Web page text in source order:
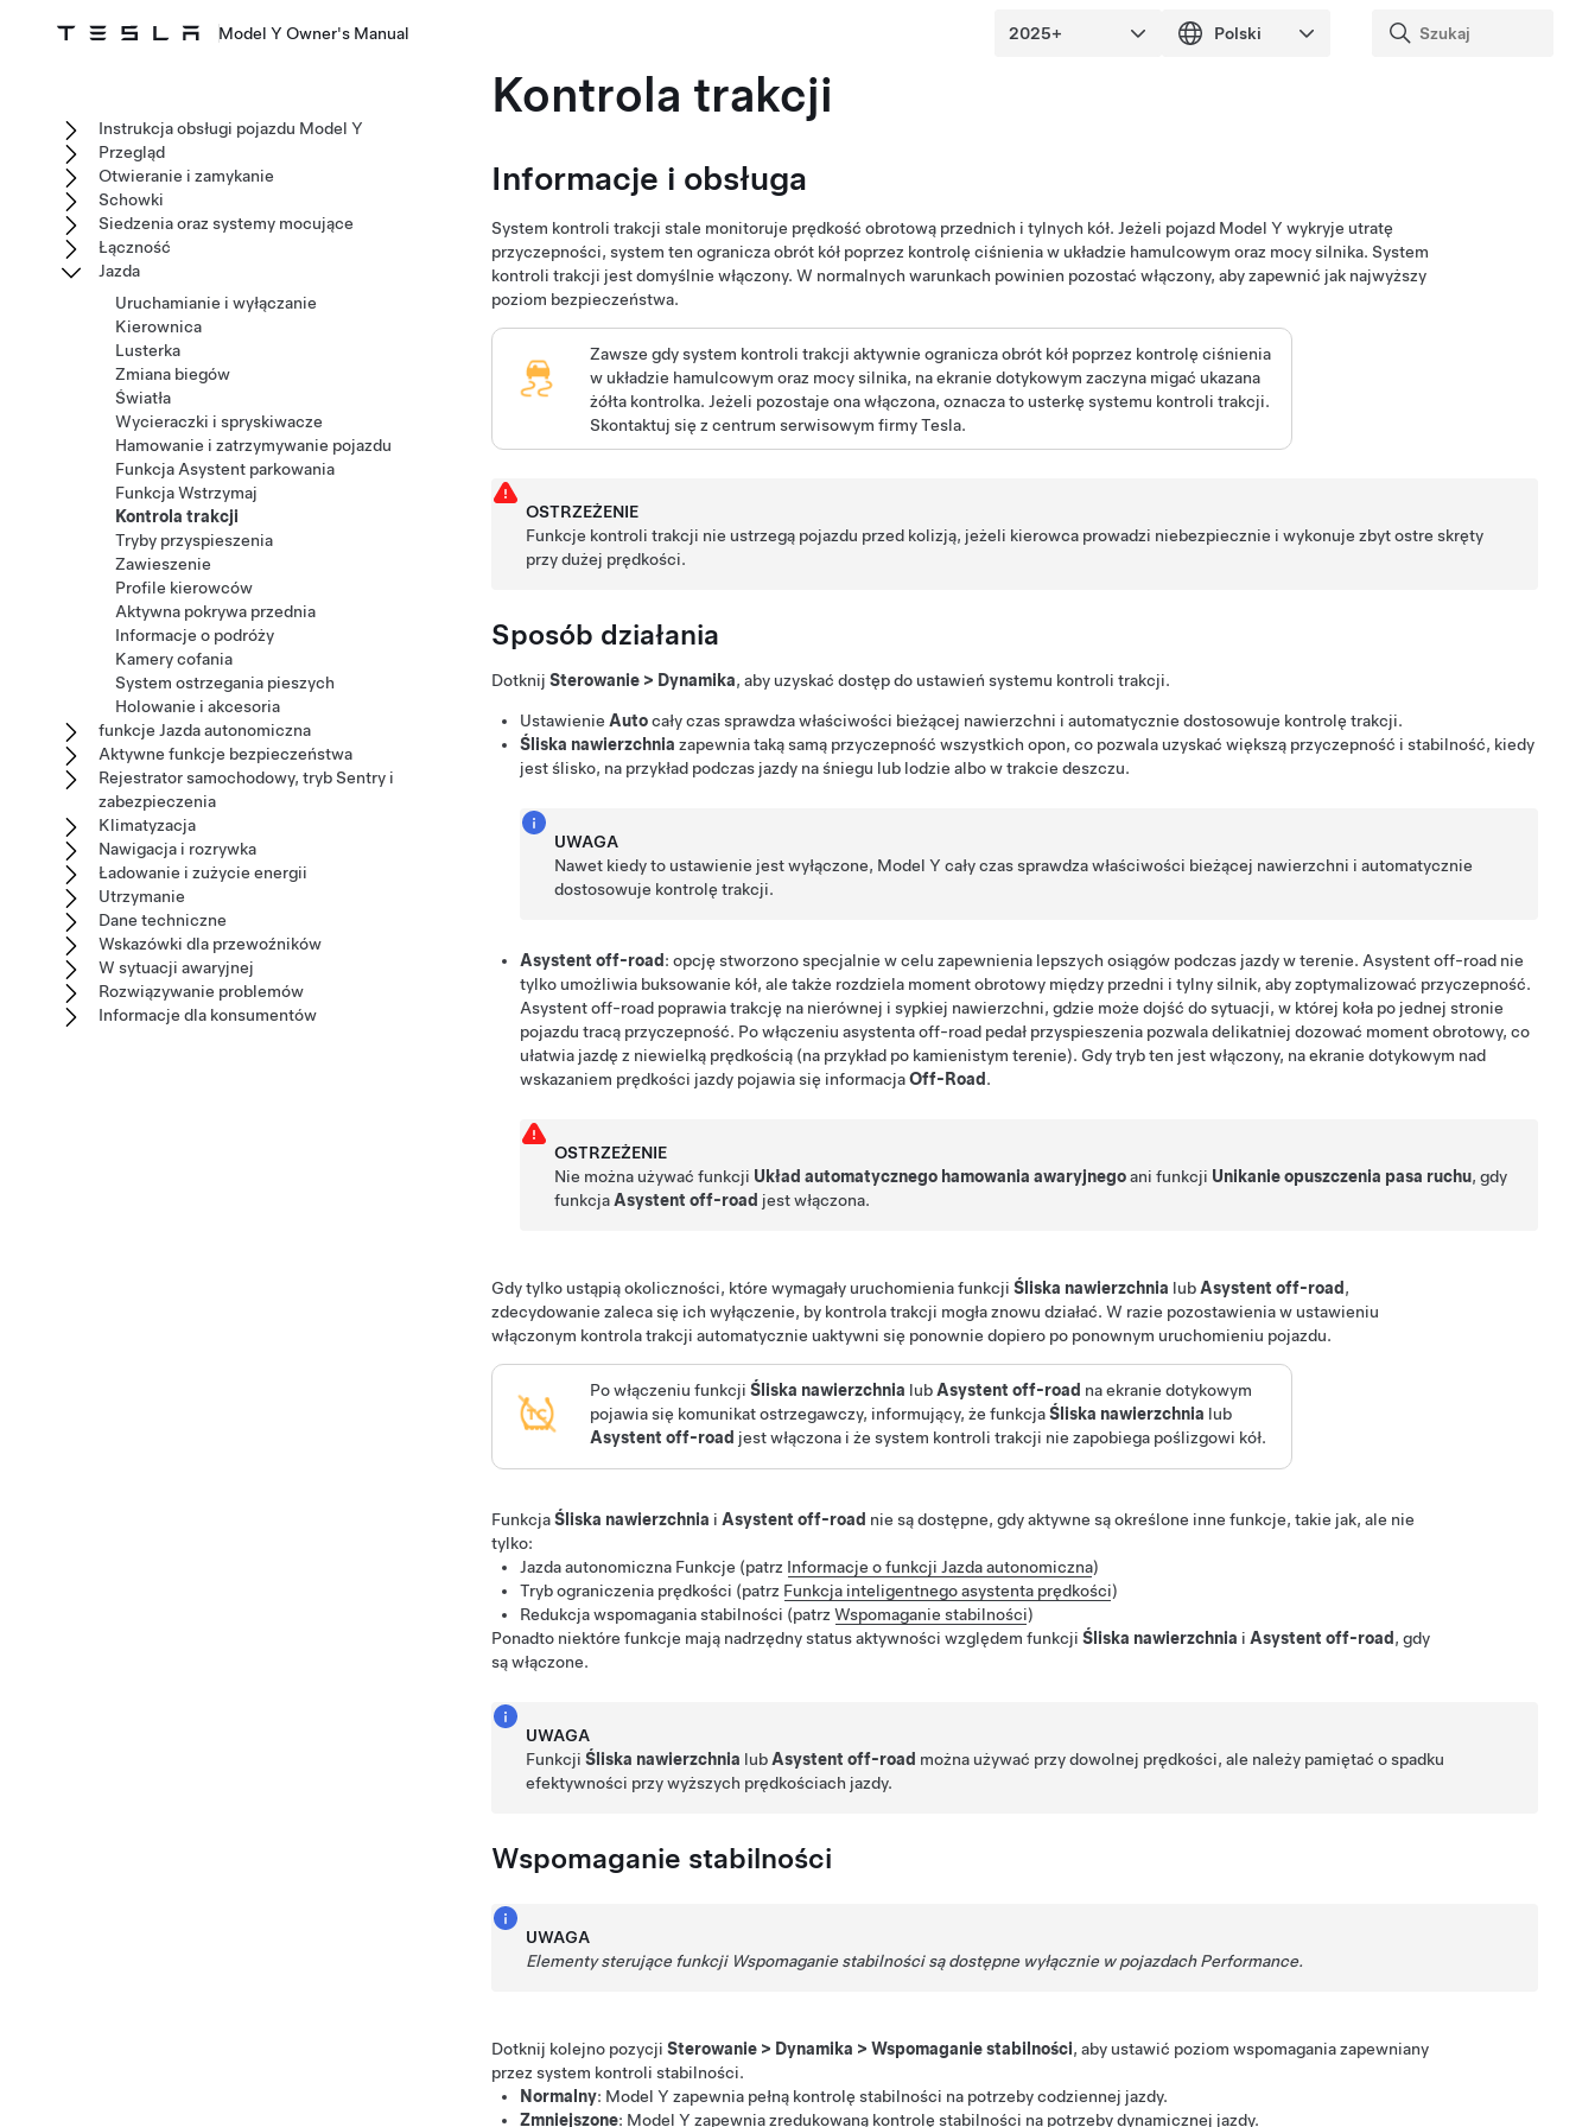
Model Y Owner's Manual
Kontrola trakcji
Informacje i obsługa
System kontroli trakcji stale monitoruje prędkość obrotową przednich i tylnych kół. Jeżeli pojazd Model Y wykryje utratę
przyczepności, system ten ogranicza obrót kół poprzez kontrolę ciśnienia w układzie hamulcowym oraz mocy silnika. System
kontroli trakcji jest domyślnie włączony. W normalnych warunkach powinien pozostać włączony, aby zapewnić jak najwyższy
poziom bezpieczeństwa.
Zawsze gdy system kontroli trakcji aktywnie ogranicza obrót kół poprzez kontrolę ciśnienia
w układzie hamulcowym oraz mocy silnika, naekranie dotykowym zaczyna migać ukazana
żółta kontrolka. Jeżeli pozostaje ona włączona, oznacza to usterkę systemu kontroli trakcji.
Skontaktuj się z centrum serwisowym firmy Tesla.
OSTRZEŻENIE
Funkcje kontroli trakcji nie ustrzegą pojazdu przed kolizją, jeżeli kierowca prowadzi niebezpiecznie i wykonuje zbyt ostre skręty
przy dużej prędkości.
Sposób działania
Dotknij Sterowanie > Dynamika, aby uzyskać dostęp do ustawień systemu kontroli trakcji.
Ustawienie Autocały czas sprawdza właściwości bieżącej nawierzchni i automatycznie dostosowuje kontrolę trakcji.
Śliska nawierzchnia zapewnia taką samą przyczepność wszystkich opon, co pozwala uzyskać większą przyczepność i stabilność, kiedy
jest ślisko, na przykład podczas jazdy na śniegu lub lodzie albo w trakcie deszczu.
UWAGA
Nawet kiedy to ustawienie jest wyłączone, Model Y cały czas sprawdza właściwości bieżącej nawierzchni i automatycznie
dostosowuje kontrolę trakcji.
Asystent off-road : opcję stworzono specjalnie w celu zapewnienia lepszych osiągów podczas jazdy w terenie. Asystent off-road nie
tylko umożliwia buksowanie kół, ale także rozdziela moment obrotowy między przedni i tylny silnik, aby zoptymalizować przyczepność.
Asystent off-road poprawia trakcję na nierównej i sypkiej nawierzchni, gdzie może dojść do sytuacji, w której koła po jednej stronie
pojazdu tracą przyczepność. Po włączeniu asystenta off-road pedał przyspieszenia pozwala delikatniej dozować moment obrotowy, co
ułatwia jazdę z niewielką prędkością (na przykład po kamienistym terenie). Gdy tryb ten jest włączony, na ekranie dotykowym nad
wskazaniem prędkości jazdy pojawia się informacjaOff-Road .
OSTRZEŻENIE
Nie można używać funkcji Układ automatycznego hamowania awaryjnegoani funkcji Unikanie opuszczenia pasa ruchu, gdy
funkcja Asystent off-road jest włączona.
Gdy tylko ustąpią okoliczności, które wymagały uruchomienia funkcji Śliska nawierzchnia lub Asystent off-road ,
zdecydowanie zaleca się ich wyłączenie, by kontrola trakcji mogła znowu działać. W razie pozostawienia w ustawieniu
włączonym kontrola trakcji automatycznie uaktywni się ponownie dopiero po ponownym uruchomieniu pojazdu.
Po włączeniu funkcji Śliska nawierzchnia lub Asystent off-road na ekranie dotykowym
pojawia się komunikat ostrzegawczy, informujący, że funkcjaŚliska nawierzchnia lub
Asystent off-road jest włączona i że system kontroli trakcji nie zapobiega poślizgowi kół.
FunkcjaŚliska nawierzchnia i Asystent off-road nie są dostępne, gdy aktywne są określone inne funkcje, takie jak, ale nie
tylko:
Jazda autonomiczna Funkcje (patrz Informacje o funkcji Jazda autonomiczna)
Tryb ograniczenia prędkości (patrz Funkcja inteligentnego asystenta prędkości)
Redukcja wspomagania stabilności (patrz Wspomaganie stabilności)
Ponadto niektóre funkcje mają nadrzędny status aktywności względem funkcji Śliska nawierzchnia i Asystent off-road , gdy
są włączone.
UWAGA
FunkcjiŚliska nawierzchnia lubAsystent off-road można używać przy dowolnej prędkości, ale należy pamiętać o spadku
efektywności przy wyższych prędkościach jazdy.
Wspomaganie stabilności
UWAGA
Elementy sterujące funkcji Wspomaganie stabilności są dostępne wyłącznie w pojazdach Performance.
Dotknij kolejno pozycji Sterowanie > Dynamika > Wspomaganie stabilności, aby ustawić poziom wspomagania zapewniany
przez system kontroli stabilności.
Normalny: Model Y zapewnia pełną kontrolę stabilności na potrzeby codziennej jazdy.
Zmniejszone: Model Y zapewnia zredukowaną kontrolę stabilności na potrzeby dynamicznej jazdy.
Instrukcja obsługi pojazdu Model Y
Przegląd
Otwieranie i zamykanie
Schowki
Siedzenia oraz systemy mocujące
Łączność
Jazda
Uruchamianie i wyłączanie
Kierownica
Lusterka
Zmiana biegów
Światła
Wycieraczki i spryskiwacze
Hamowanie i zatrzymywanie pojazdu
Funkcja Asystent parkowania
Funkcja Wstrzymaj
Kontrola trakcji
Tryby przyspieszenia
Zawieszenie
Profile kierowców
Aktywna pokrywa przednia
Informacje o podróży
Kamery cofania
System ostrzegania pieszych
Holowanie i akcesoria
funkcje Jazda autonomiczna
Aktywne funkcje bezpieczeństwa
Rejestrator samochodowy, tryb Sentry i
zabezpieczenia
Klimatyzacja
Nawigacja i rozrywka
Ładowanie i zużycie energii
Utrzymanie
Dane techniczne
Wskazówki dla przewoźników
W sytuacji awaryjnej
Rozwiązywanie problemów
Informacje dla konsumentów